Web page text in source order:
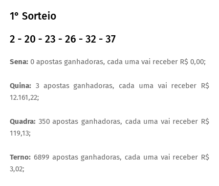
1° Sorteio
2 - 20 - 23 - 26 - 32 - 37
Sena: 0 apostas ganhadoras, cada uma vai receber R$ 0,00;
Quina: 3 apostas ganhadoras, cada uma vai receber R$
12.161,22;
Quadra: 350 apostas ganhadoras, cada uma vai receber R$
119,13;
Terno: 6899 apostas ganhadoras, cada uma vai receber R$
3,02;